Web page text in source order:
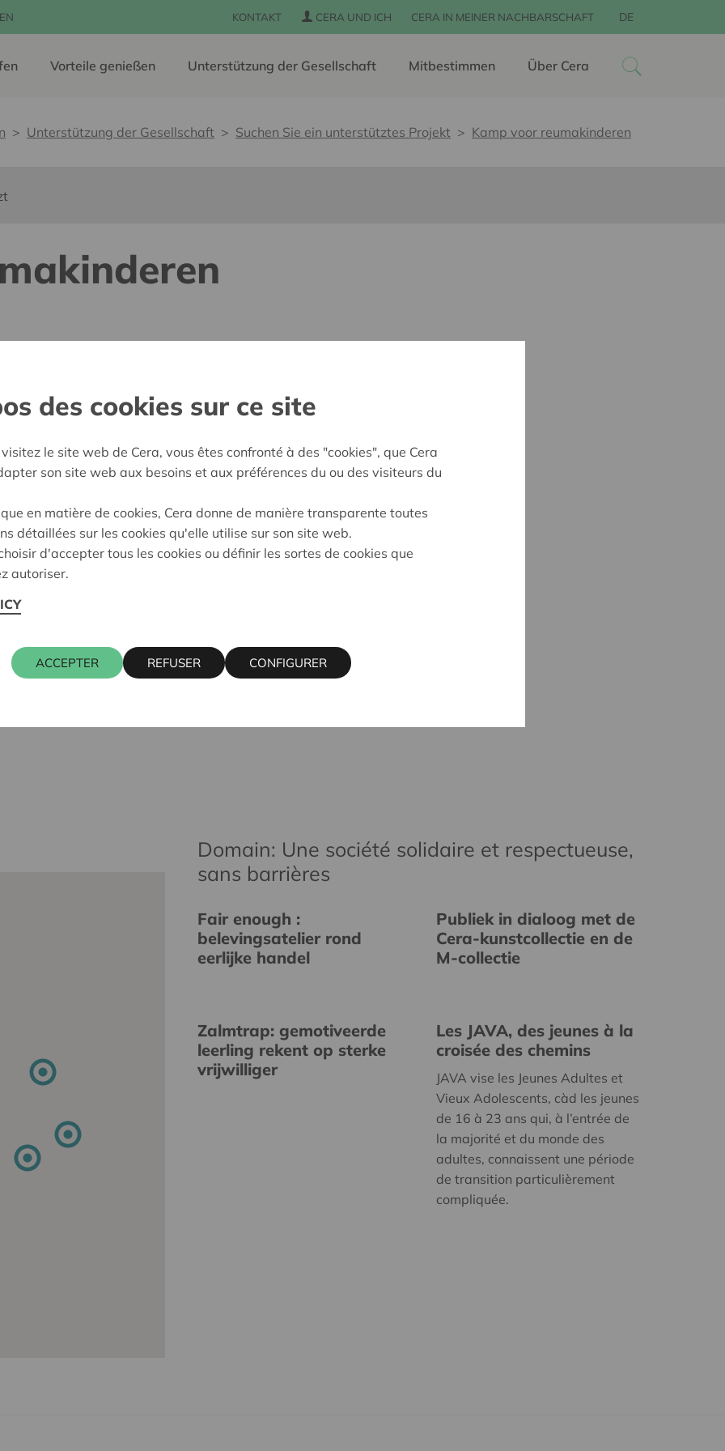
KONTAKT CERA UND ICH CERA IN MEINER NACHBARSCHAFT DE
Vorteile genießen Unterstützung der Gesellschaft Mitbestimmen Über Cera
Unterstützung der Gesellschaft Suchen Sie ein unterstütztes Projekt Kamp voor reumakinderen
barrières
Leieland
Approved
19, 9052 GENT
Kontaktperson
wim.ingels@cera.coop
Domain: Une société solidaire et respectueuse,
sans barrières
Fair enough :
belevingsatelier rond
eerlijke handel
Publiek in dialoog met de
Cera-kunstcollectie en de
M-collectie
Zalmtrap: gemotiveerde
leerling rekent op sterke
vrijwilliger
Les JAVA, des jeunes à la
croisée des chemins
JAVA vise les Jeunes Adultes et
Vieux Adolescents, càd les jeunes
de 16 à 23 ans qui, à l’entrée de
la majorité et du monde des
adultes, connaissent une période
de transition particulièrement
compliquée.
des cookies sur ce site
le site web de Cera, vous êtes confronté à des "cookies", que Cera
son site web aux besoins et aux préférences du ou des visiteurs du
en matière de cookies, Cera donne de manière transparente toutes
détaillées sur les cookies qu'elle utilise sur son site web.
d'accepter tous les cookies ou définir les sortes de cookies que
autoriser.
ACCEPTER REFUSER CONFIGURER